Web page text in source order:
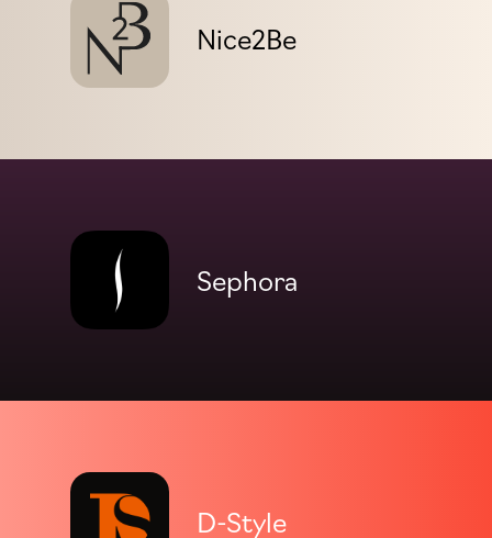
Nice2Be
Sephora
D-Style